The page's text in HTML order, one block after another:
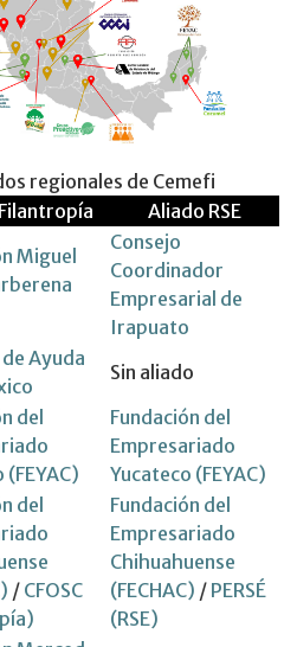
regionales de Cemefi
Aliado RSE
Miguel
Consejo
Coordinador
Empresarial de
Irapuato
Ayuda
Sin aliado
del
Fundación del
Empresariado
Yucateco (FEYAC)
del
/ CFOSC
Fundación del
Empresariado
Chihuahuense
(FECHAC) / PERSÉ
(RSE)